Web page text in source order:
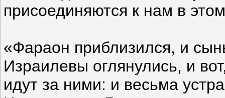
присоединяются к нам в
«Фараон приблизился, и
Израилевы оглянулись, и
идут за ними: и весьма